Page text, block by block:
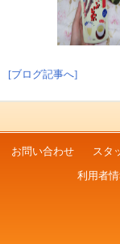
[ブログ記事へ]
お問い合わせ スタ
利用者